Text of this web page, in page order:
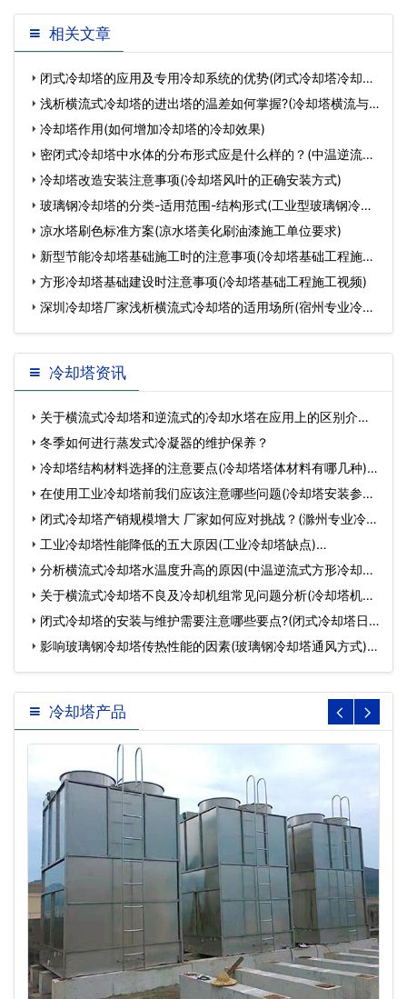
却塔为什么设计成双曲线
型？因为实用还便宜(小型冷
圳开式冷却塔告诉您该如何
选址安装(深圳开式冷却塔)
相关文章
闭式冷却塔的应用及专用冷却系统的优势(闭式冷却塔冷却效
果 浅析横流式冷却塔的进出塔的温差如何掌握?(冷却塔横流与
逆 冷却塔作用(如何增加冷却塔的冷却效果)
密闭式冷却塔中水体的分布形式应是什么样的？(中温逆流式
方形
冷却塔改造安装注意事项(冷却塔风叶的正确安装方式)
玻璃钢冷却塔的分类-适用范围-结构形式(工业型玻璃钢冷却
塔 凉水塔刷色标准方案(凉水塔美化刷油漆施工单位要求)
新型节能冷却塔基础施工时的注意事项(冷却塔基础工程施工
视 方形冷却塔基础建设时注意事项(冷却塔基础工程施工视频)
深圳冷却塔厂家浅析横流式冷却塔的适用场所(宿州专业冷却
塔
冷却塔资讯
关于横流式冷却塔和逆流式的冷却水塔在应用上的区别介绍
(横…
冬季如何进行蒸发式冷凝器的维护保养？
冷却塔结构材料选择的注意要点(冷却塔塔体材料有哪几种)…
在使用工业冷却塔前我们应该注意哪些问题(冷却塔安装参数)
… 闭式冷却塔产销规模增大 厂家如何应对挑战？(滁州专业冷却
塔…工业冷却塔性能降低的五大原因(工业冷却塔缺点)…
分析横流式冷却塔水温度升高的原因(中温逆流式方形冷却塔
规…关于横流式冷却塔不良及冷却机组常见问题分析(冷却塔机组
的…闭式冷却塔的安装与维护需要注意哪些要点?(闭式冷却塔日
常…影响玻璃钢冷却塔传热性能的因素(玻璃钢冷却塔通风方式)…
冷却塔产品